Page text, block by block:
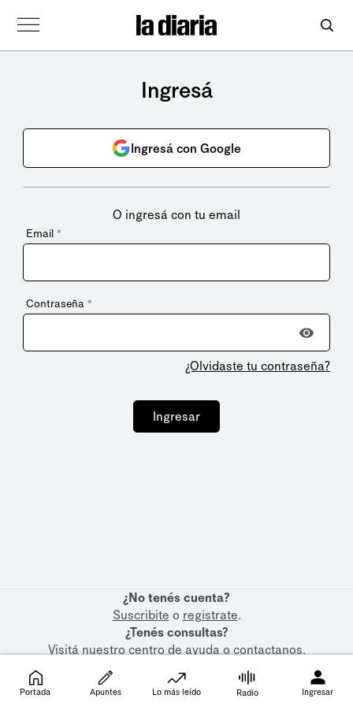
Ingresá
Ingresá con Google
O ingresá con tu email
Email *
Contraseña *
¿Olvidaste tu contraseña?
Ingresar
¿No tenés cuenta?
Suscribite o registrate.
¿Tenés consultas?
Visitá nuestrocentro de ayudaocontactanos.
Portada Apuntes Lo más leído Radio Ingresar